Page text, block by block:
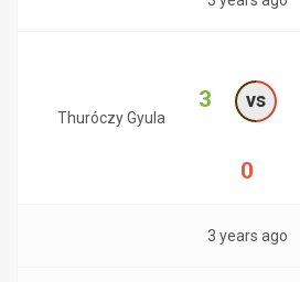
Thuróczy Gyula
3 vs
0
3 years ago